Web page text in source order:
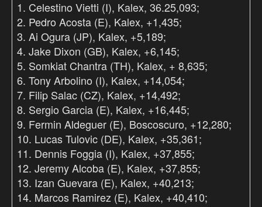
1. Celestino Vietti (I), Kalex, 36.25,093;
2. Pedro Acosta (E), Kalex, +1,435;
3. Ai Ogura (JP), Kalex, +5,189;
4. Jake Dixon (GB), Kalex, +6,145;
5. Somkiat Chantra (TH), Kalex, + 8,635;
6. Tony Arbolino (I), Kalex, +14,054;
7. Filip Salac (CZ), Kalex, +14,492;
8. Sergio Garcia (E), Kalex, +16,445;
9. Fermin Aldeguer (E), Boscoscuro, +12,280;
10. Lucas Tulovic (DE), Kalex, +35,361;
11. Dennis Foggia (I), Kalex, +37,855;
12. Jeremy Alcoba (E), Kalex, +37,855;
13. Izan Guevara (E), Kalex, +40,213;
14. Marcos Ramirez (E), Kalex, +40,410;